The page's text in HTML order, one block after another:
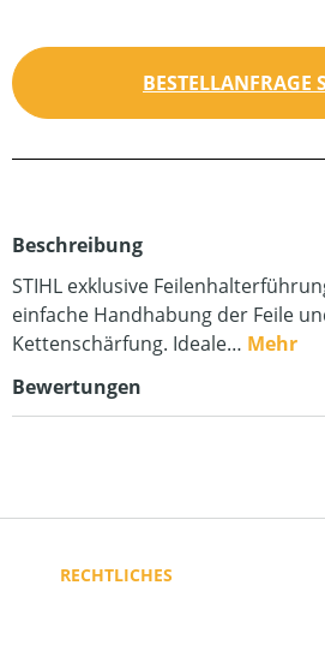
BESTELLANFRAGE
Beschreibung
STIHL exklusive
einfache Handhabung der Feile
Kettenschärfung. Ideale… Mehr
Bewertungen
RECHTLICHES